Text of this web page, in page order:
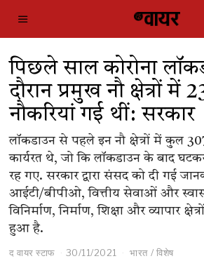
पिछले साल कोरोना
दौरान प्रमुख नौ क्षेत्रों में
नौकरियां गई थीं: सरकार
लॉकडाउन से पहले इन नौ क्षेत्रों में कुल
कार्यरत थे, जो कि लॉकडाउन के बाद
रह गए. सरकार द्वारा संसद को दी गई
आईटी/बीपीओ, वित्तीय सेवाओं और
विनिर्माण, निर्माण, शिक्षा और व्यापार
हुआ है.
द वायर स्टाफ 30/11/2021 भारत / विशेष